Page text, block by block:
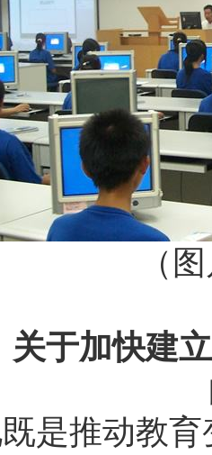
（
关于加快建
是推动教